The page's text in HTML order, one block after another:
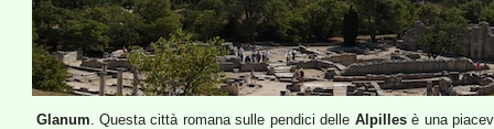
Glanum. Questa città romana sulle pendici delle Alpillesè una